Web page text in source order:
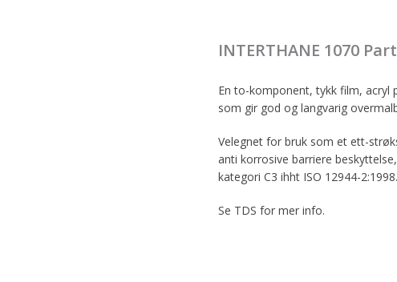
INTERTHANE 1070
En to-komponent, tykk film,
som gir god og langvarig
Velegnet for bruk som et ett-
anti korrosive barriere
kategori C3 ihht ISO 12944-2:1998.
Se TDS for mer info.